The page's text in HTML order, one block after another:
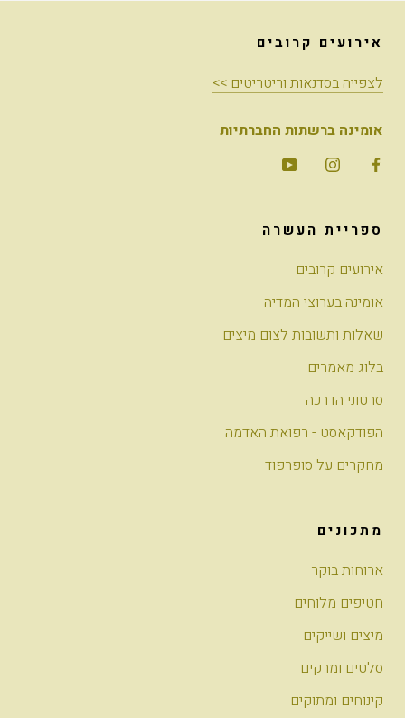
אירועים קרובים
לצפייה בסדנאות וריטריטים >>
אומינה ברשתות החברתיות
ספריית העשרה
אירועים קרובים
אומינה בערוצי המדיה
שאלות ותשובות לצום מיצים
בלוג מאמרים
סרטוני הדרכה
הפודקאסט - רפואת האדמה
מחקרים על סופרפוד
מתכונים
ארוחות בוקר
חטיפים מלוחים
מיצים ושייקים
סלטים ומרקים
קינוחים ומתוקים